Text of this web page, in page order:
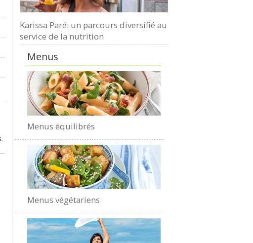
Karissa Paré: un parcours diversifié au
service de la nutrition
Menus
Menus équilibrés
Menus végétariens